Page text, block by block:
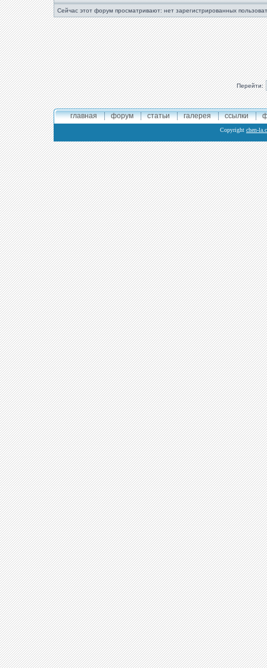
Сейчас этот форум просматривают: нет зарегистрированных
Перейти:
главная форум статьи галерея ссылки
Copyright chen-